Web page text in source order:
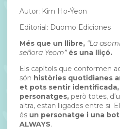
Autor: Kim Ho-Ýeon
Editorial: Duomo Ediciones
Més que un llibre, “La
señora Yeom” és una lliçó.
Els capítols que conformen
són històries quotidianes
et pots sentir identificada,
personatges, però totes,
altra, estan lligades entre si.
és un personatge i una
ALWAYS.